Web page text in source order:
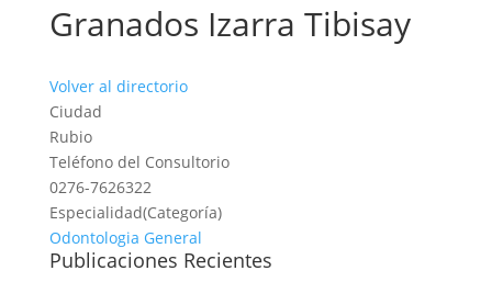
Granados Izarra Tibisay
Volver al directorio
Ciudad
Rubio
Teléfono del Consultorio
0276-7626322
Especialidad(Categoría)
Odontologia General
Publicaciones Recientes